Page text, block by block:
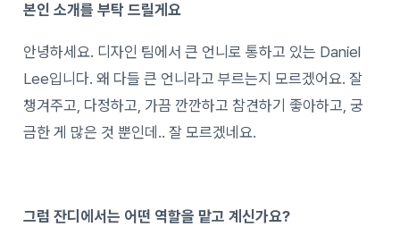
본인 소개를 부탁 드릴게요
안녕하세요. 디자인 팀에서 큰 언니로 통하고 있는 Daniel
Lee입니다. 왜 다들 큰 언니라고 부르는지 모르겠어요. 잘
챙겨주고, 다정하고, 가끔 깐깐하고 참견하기 좋아하고, 궁
금한 게 많은 것 뿐인데.. 잘 모르겠네요.
그럼 잔디에서는 어떤 역할을 맡고 계신가요?